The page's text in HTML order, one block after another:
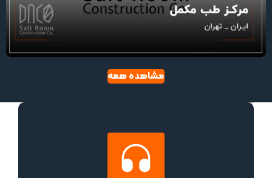
مشاهده همه